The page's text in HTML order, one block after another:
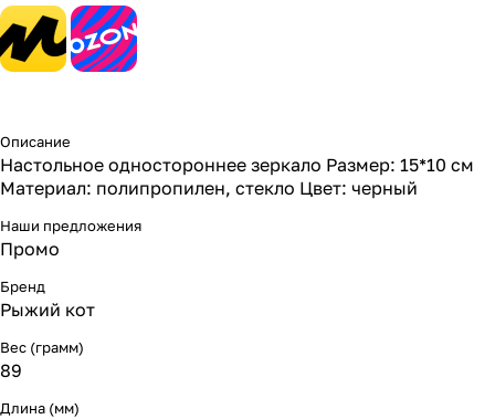
Описание
Настольное одностороннее зеркало Размер: 15*10 см
Материал: полипропилен, стекло Цвет: черный
Наши предложения
Промо
Бренд
Рыжий кот
Вес (грамм)
89
Длина (мм)